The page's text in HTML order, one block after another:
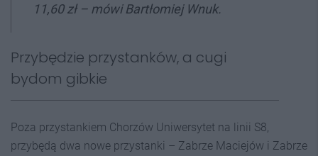
11,60 zł – mówi Bartłomiej Wnuk.
Przybędzie przystanków, a cugi
bydom gibkie
Poza przystankiem Chorzów Uniwersytet na linii S8,
przybędą dwa nowe przystanki – Zabrze Maciejów i Zabrze